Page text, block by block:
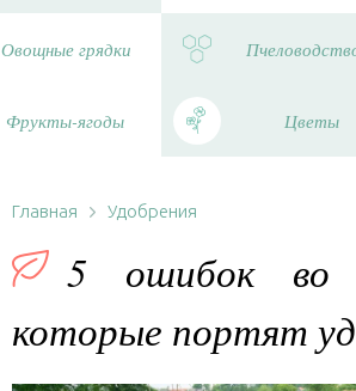
Овощные грядки
Фрукты-ягоды Цветы
Главная Удобрения
5 ошибок во
которые портят